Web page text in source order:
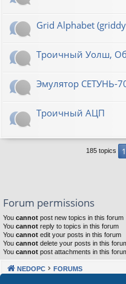
Grid Alphabet
Троичный Уолш,
Эмулятор СЕТУНЬ-
Троичный АЦП
185 topics 1
Forum permissions
You cannot post new topics in this forum
You cannot reply to topics in this forum
You cannot edit your posts in this forum
You cannot delete your posts in this
You cannot post attachments in this
NEDOPC FORUMS